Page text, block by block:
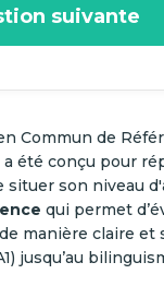
suivante
Commun de
a été conçu pour
son niveau
qui permet
de manière claire et
jusqu’au